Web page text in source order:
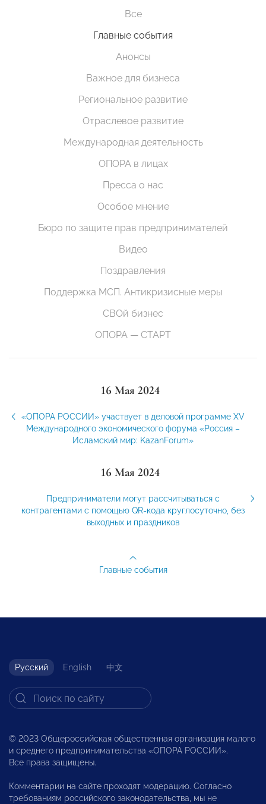
Все
Главные события
Анонсы
Важное для бизнеса
Региональное развитие
Отраслевое развитие
Международная деятельность
ОПОРА в лицах
Пресса о нас
Особое мнение
Бюро по защите прав предпринимателей
Видео
Поздравления
Поддержка МСП. Антикризисные меры
СВОй бизнес
ОПОРА — СТАРТ
16 Мая 2024
«ОПОРА РОССИИ» участвует в деловой программе XV
Международного экономического форума «Россия –
Исламский мир: KazanForum»
16 Мая 2024
Предприниматели могут рассчитываться с
контрагентами с помощью QR-кода круглосуточно, без
выходных и праздников
Главные события
Русский English 中文
© 2023 Общероссийская общественная организация малого
и среднего предпринимательства «ОПОРА РОССИИ».
Все права защищены.
Комментарии на сайте проходят модерацию. Согласно
требованиям российского законодательства, мы не